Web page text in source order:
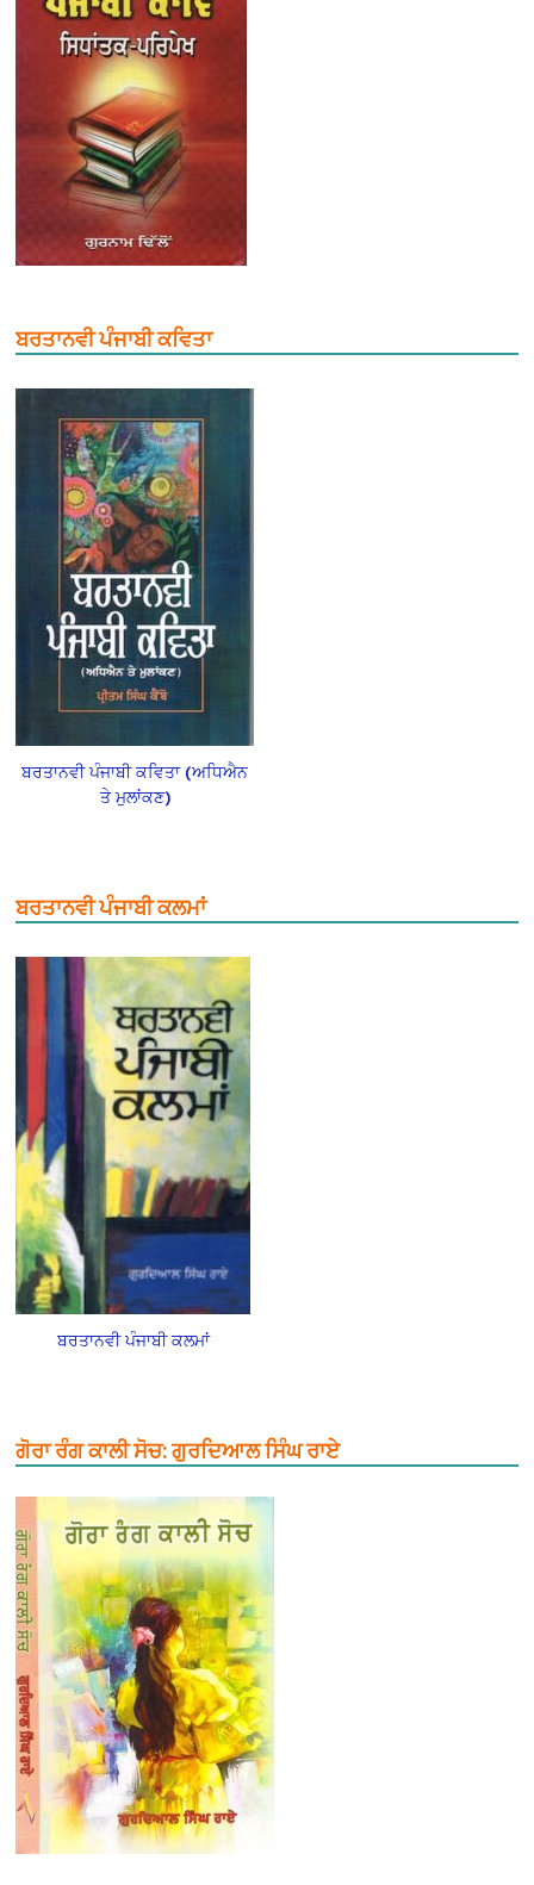
ਬਰਤਾਨਵੀ ਪੰਜਾਬੀ ਕਵਿਤਾ
ਬਰਤਾਨਵੀ ਪੰਜਾਬੀ ਕਵਿਤਾ (ਅਧਿਐਨ
ਤੇ ਮੁਲਾਂਕਣ)
ਬਰਤਾਨਵੀ ਪੰਜਾਬੀ ਕਲਮਾਂ
ਬਰਤਾਨਵੀ ਪੰਜਾਬੀ ਕਲਮਾਂ
ਗੋਰਾ ਰੰਗ ਕਾਲੀ ਸੋਚ: ਗੁਰਦਿਆਲ ਸਿੰਘ ਰਾਏ